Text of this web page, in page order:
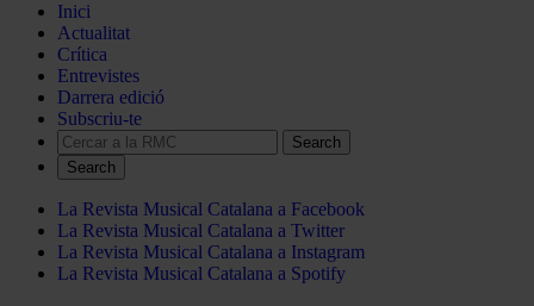
Inici
Actualitat
Crítica
Entrevistes
Darrera edició
Subscriu-te
Search
La Revista Musical Catalana a Facebook
La Revista Musical Catalana a Twitter
La Revista Musical Catalana a Instagram
La Revista Musical Catalana a Spotify